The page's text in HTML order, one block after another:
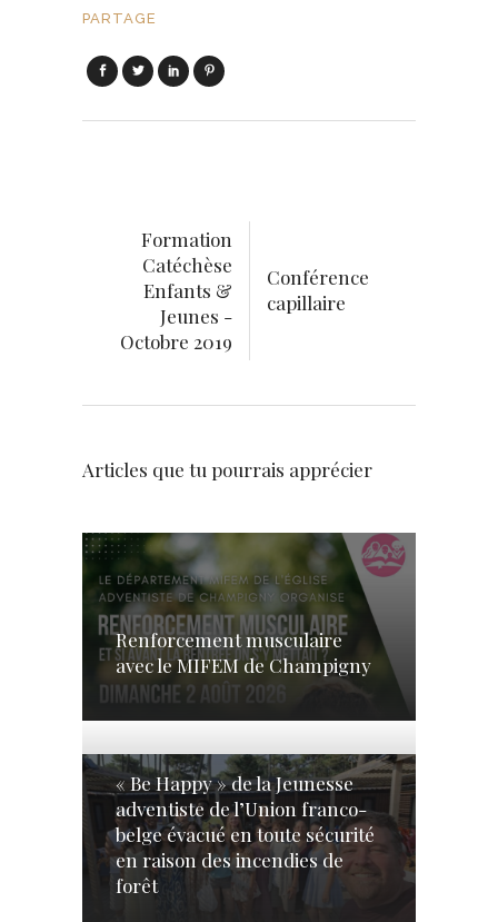
PARTAGE
Formation
Catéchèse
Enfants &
Jeunes -
Octobre 2019
Conférence
capillaire
Articles que tu pourrais apprécier
Renforcement musculaire
avec le MIFEM de Champigny
« Be Happy » de la Jeunesse
adventiste de l’Union franco-
belge évacué en toute sécurité
en raison des incendies de
forêt